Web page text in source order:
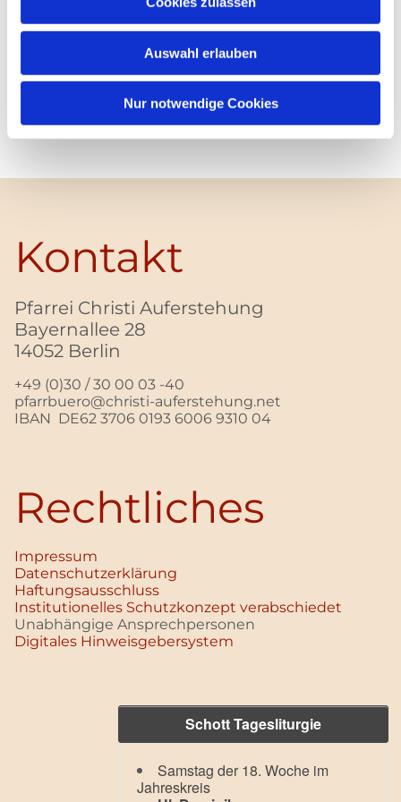
Auswahl erlauben
Nur notwendige Cookies
Kontakt
Pfarrei Christi Auferstehung
Bayernallee 28
14052 Berlin
+49 (0)30 / 30 00 03 -40
pfarrbuero@christi-auferstehung.net
IBAN DE62 3706 0193 6006 9310 04
Rechtliches
Impressum
Datenschutz­erklärung
Haftungsausschluss
Institutionelles Schutzkonzept verabschiedet
Unabhängige Ansprechpersonen
Digitales Hinweisgebersystem
Schott Tagesliturgie
Samstag der 18. Woche im
Jahreskreis